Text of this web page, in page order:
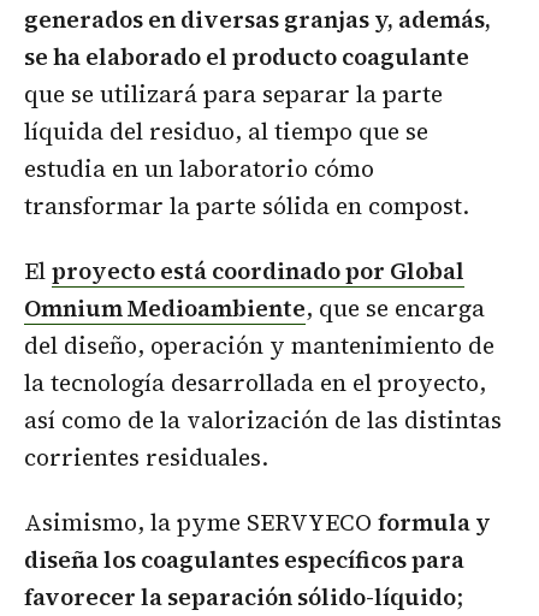
generados en diversas granjas y, además,
se ha elaborado el producto coagulante
que se utilizará para separar la parte
líquida del residuo, al tiempo que se
estudia en un laboratorio cómo
transformar la parte sólida en compost.
Elproyecto está coordinado por Global
Omnium Medioambiente, que se encarga
del diseño, operación y mantenimiento de
la tecnología desarrollada en el proyecto,
así como de la valorización de las distintas
corrientes residuales.
Asimismo, la pyme SERVYECO formula y
diseña los coagulantes específicos para
favorecer la separación sólido-líquido;